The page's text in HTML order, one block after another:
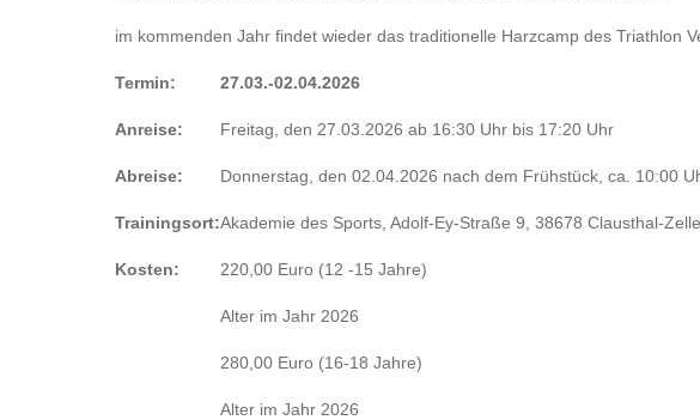
im kommenden Jahr findet wieder das traditionelle Harzcamp des Triathlon
Termin: 27.03.-02.04.2026
Anreise: Freitag, den 27.03.2026 ab 16:30 Uhr bis 17:20 Uhr
Abreise: Donnerstag, den 02.04.2026 nach dem Frühstück, ca. 10:00
Trainingsort:Akademie des Sports, Adolf-Ey-Straße 9, 38678 Clausthal-
Kosten: 220,00 Euro (12 -15 Jahre)
Alter im Jahr 2026
280,00 Euro (16-18 Jahre)
Alter im Jahr 2026